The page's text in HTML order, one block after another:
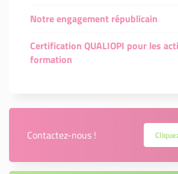
Notre engagement républicain
Certification QUALIOPI pour les
formation
Contactez-nous !